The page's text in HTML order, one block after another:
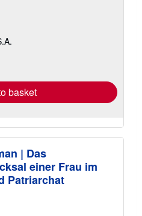
basket
| Das
einer Frau im
Patriarchat